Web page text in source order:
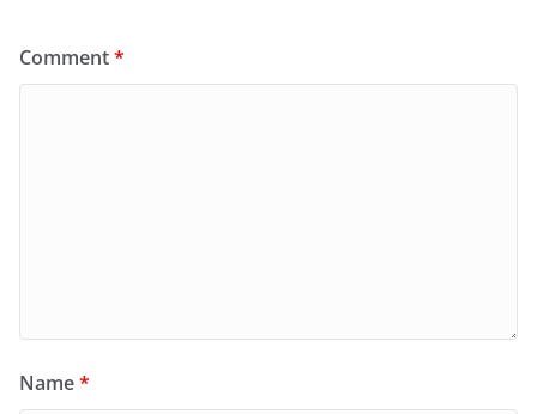
Comment*
Name*